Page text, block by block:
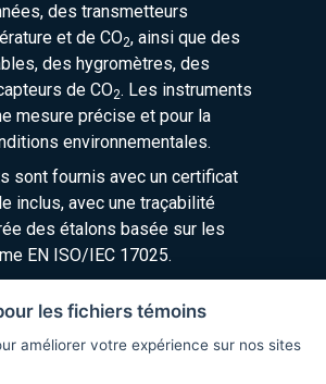
des transmetteurs
et de CO2, ainsi que des
des hygromètres, des
de CO2. Les instruments
mesure précise et pour la
environnementales.
sont fournis avec un certificat
inclus, avec une traçabilité
des étalons basée sur les
EN ISO/IEC 17025.
les fichiers témoins
améliorer votre expérience sur nos sites